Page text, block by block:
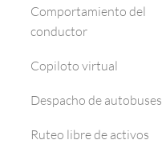
Comportamiento del
conductor
Copiloto virtual
Despacho de autobuses
Ruteo libre de activos